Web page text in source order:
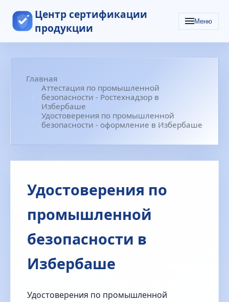
Центр сертификации
продукции
Меню
Главная
Аттестация по промышленной
безопасности - Ростехнадзор в
Избербаше
Удостоверения по промышленной
безопасности - оформление в Избербаше
Удостоверения по
промышленной
безопасности в
Избербаше
Удостоверения по промышленной